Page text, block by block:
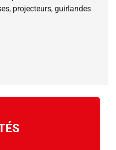
projecteurs, guirlandes